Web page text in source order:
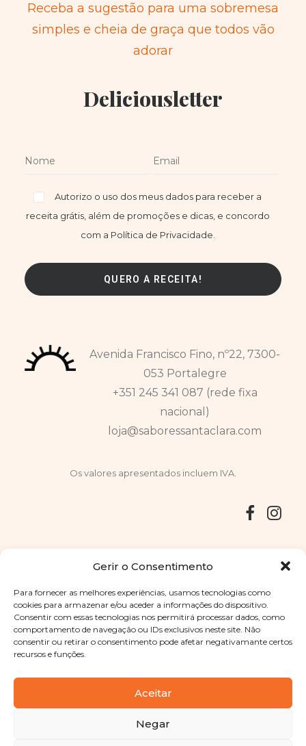
Gerir o Consentimento
Para fornecer as melhores experiências, usamos tecnologias como
cookies para armazenar e/ou aceder a informações do dispositivo.
Consentir com essas tecnologias nos permitirá processar dados, como
comportamento de navegação ou IDs exclusivos neste site. Não
consentir ou retirar o consentimento pode afetar negativamante certos
recursos e funções.
Aceitar
Negar
Receba a sugestão para uma sobremesa
simples e cheia de graça que todos vão
adorar
Deliciousletter
Autorizo o uso dos meus dados para receber a
receita grátis, além de promoções e dicas, e concordo
com a Política de Privacidade.
Avenida Francisco Fino, nº22, 7300-
053 Portalegre
+351 245 341 087 (rede fixa
nacional)
loja@saboressantaclara.com
Os valores apresentados incluem IVA.
Copyright © 2025 Sabores Santa Clara
. Todos os direitos
reservadosPolítica de Privacidade |Termos e condições
Designed byShift Your Branding Agency